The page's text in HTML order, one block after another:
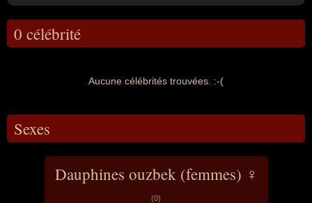
0 célébrité
Aucune célébrités trouvées. :-(
Sexes
Dauphines ouzbek (femmes) ♀
(0)